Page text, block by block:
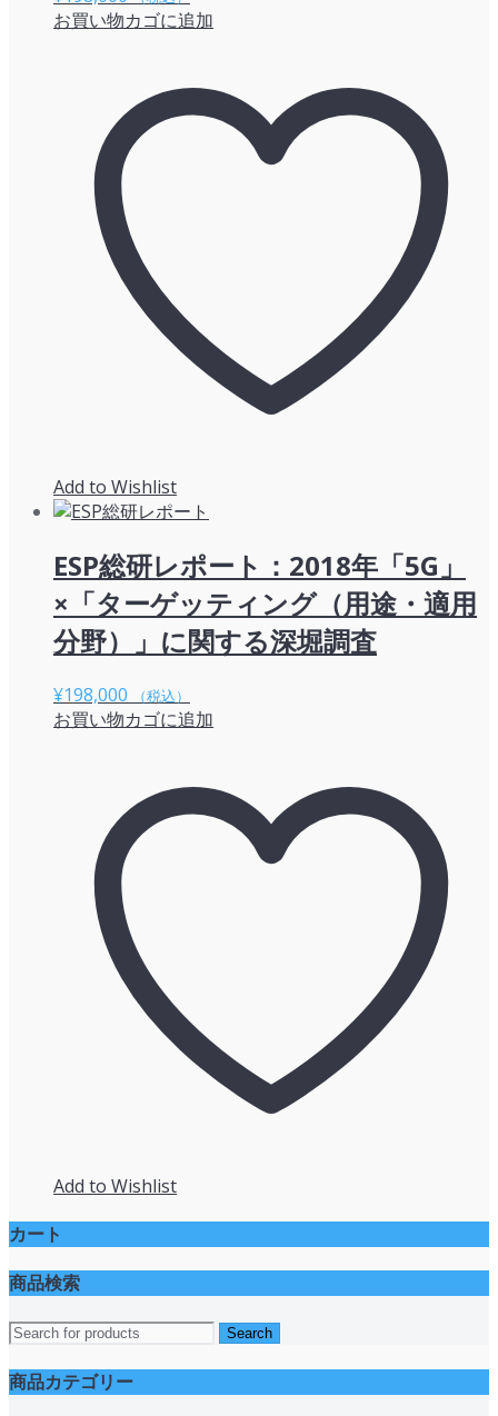
お買い物カゴに追加
Add to Wishlist
ESP総研レポート：2018年「5G」
×「ターゲッティング（用途・適用
分野）」に関する深堀調査
¥198,000 （税込）
お買い物カゴに追加
Add to Wishlist
カート
商品検索
商品カテゴリー